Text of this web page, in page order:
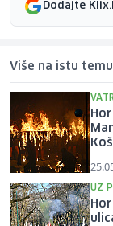
Dodajte
Više na istu temu
UZ